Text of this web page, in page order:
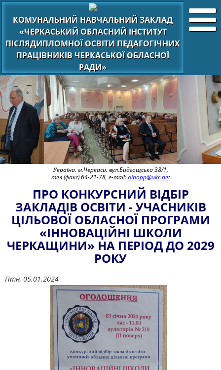
КОМУНАЛЬНИЙ НАВЧАЛЬНИЙ ЗАКЛАД
«ЧЕРКАСЬКИЙ ОБЛАСНИЙ ІНСТИТУТ
ПІСЛЯДИПЛОМНОЇ ОСВІТИ ПЕДАГОГІЧНИХ
ПРАЦІВНИКІВ ЧЕРКАСЬКОЇ ОБЛАСНОЇ
РАДИ»
Україна. м.Черкаси. вул.Бидгощська 38/1,
тел (факс) 64-21-78, e-mail:oipopp@ukr.net
ПРО КОНКУРСНИЙ ВІДБІР
ЗАКЛАДІВ ОСВІТИ - УЧАСНИКІВ
ЦІЛЬОВОЇ ОБЛАСНОЇ ПРОГРАМИ
«ІННОВАЦІЙНІ ШКОЛИ
ЧЕРКАЩИНИ» НА ПЕРІОД ДО 2029
РОКУ
Птн, 05.01.2024